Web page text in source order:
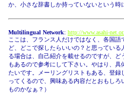
か、小さな辞書しか持っていないという時
Multilingual Network: http://www.asahi-
ここは、フランス人だけではなく、各国
ど、どこで探したらいいの？と思ってい
る場合は、自己紹介を載せるのですが、
もあるので参考にして下さい。やはり、
たいです。メーリングリストもある、登
ってくるので、興味ある内容だとおもし
ものかなぁ？）